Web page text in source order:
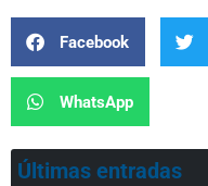
Facebook
WhatsApp
Últimas entradas